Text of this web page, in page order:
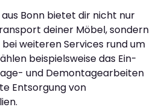
Bonn bietet dir nicht nur
deiner Möbel, sondern
weiteren Services rund um
beispielsweise das Ein-
und Demontagearbeiten
Entsorgung von